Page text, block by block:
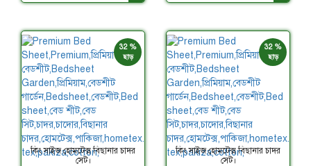
32 %
ছাড়
কিং সাইজ হোমটেক্স বিছানার চাদর
সেট।
32 %
ছাড়
কিং সাইজ হোমটেক্স বিছানার চাদর
সেট।